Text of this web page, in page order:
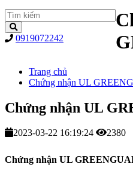
0919072242
Trang chủ
Chứng nhận UL
Chứng nhận UL
2023-03-22 16:19:24 2380
Chứng nhận UL